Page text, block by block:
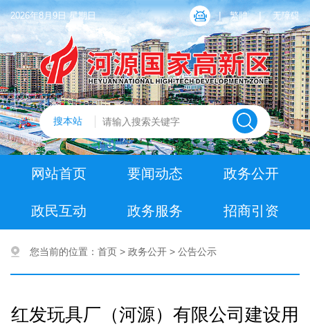
2026年8月9日 星期日 | 繁體 | 无障碍
搜本站
网站首页 要闻动态 政务公开
政民互动 政务服务 招商引资
您当前的位置： 首页 > 政务公开 > 公告公示
红发玩具厂（河源）有限公司建设用